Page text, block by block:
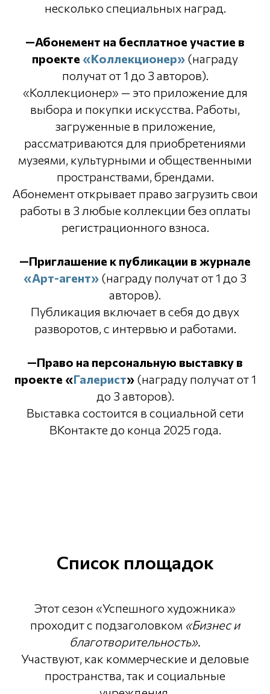
несколько специальных наград.
—Абонемент на бесплатное участие в
проекте «Коллекционер» (награду
получат от 1 до 3 авторов).
«Коллекционер» — это приложение для
выбора и покупки искусства. Работы,
загруженные в приложение,
рассматриваются для приобретениями
музеями, культурными и общественными
пространствами, брендами.
Абонемент открывает право загрузить свои
работы в 3 любые коллекции без оплаты
регистрационного взноса.
—Приглашение к публикации в журнале
«Арт-агент» (награду получат от 1 до 3
авторов).
Публикация включает в себя до двух
разворотов, с интервью и работами.
—Право на персональную выставку в
проекте «Галерист»(награду получат от 1
до 3 авторов).
Выставка состоится в социальной сети
ВКонтакте до конца 2025 года.
Список площадок
Этот сезон «Успешного художника»
проходит с подзаголовком «Бизнес и
благотворительность».
Участвуют, как коммерческие и деловые
пространства, так и социальные